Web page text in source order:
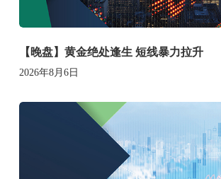
【晚盘】黄金绝处逢生 短线暴力拉升
2026年8月6日